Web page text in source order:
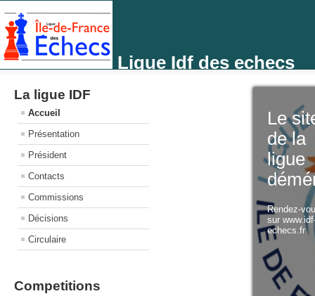
Ligue Idf des echecs
La ligue IDF
Accueil
Présentation
Président
Contacts
Commissions
Décisions
Circulaire
Competitions
Le
de la
ligue
Rendez-
sur
echecs.fr